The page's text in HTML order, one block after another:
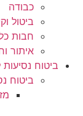
כבודה
ביטול
חבות
איתור
ביטוח
ביטוח